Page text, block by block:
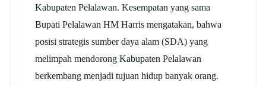
Kabupaten Pelalawan. Kesempatan yang sama
Bupati Pelalawan HM Harris mengatakan, bahwa
posisi strategis sumber daya alam (SDA) yang
melimpah mendorong Kabupaten Pelalawan
berkembang menjadi tujuan hidup banyak orang.